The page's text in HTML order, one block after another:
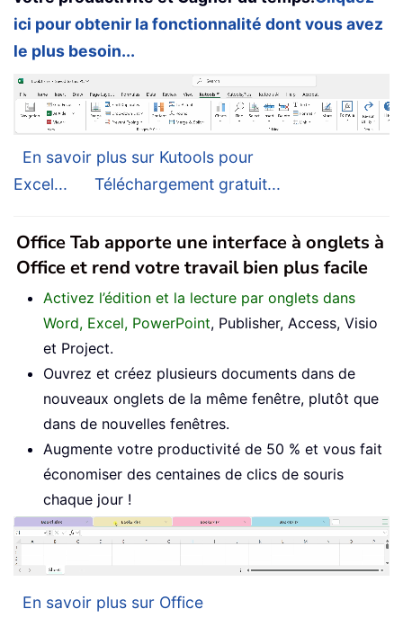
ici pour obtenir la fonctionnalité dont vous avez
le plus besoin...
En savoir plus sur Kutools pour
Excel...
Téléchargement gratuit...
Office Tab apporte une interface à onglets à
Office et rend votre travail bien plus facile
Activez l’édition et la lecture par onglets dans
Word, Excel, PowerPoint, Publisher, Access, Visio
et Project.
Ouvrez et créez plusieurs documents dans de
nouveaux onglets de la même fenêtre, plutôt que
dans de nouvelles fenêtres.
Augmente votre productivité de 50 % et vous fait
économiser des centaines de clics de souris
chaque jour !
En savoir plus sur Office